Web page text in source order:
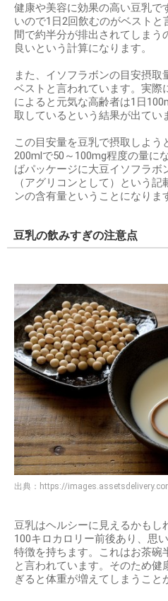
健康や美容に効果の高い豆乳で
いので1日2回飲むのがベスト
間で約半分が排出されてしまう
良いという計算になります。
また、イソフラボンの目安摂
ベストと言われています。実際
によると元気な高齢者は1日
取しているという結果が出てい
この目安量を豆乳で摂取しよ
200mlで50～100mg程度の量に
ばパッケージに大豆イソフラボ
（アグリコンとして）という
ンの含有量ということになりま
豆乳の飲みすぎの注意点
出典： https://
豆乳はヘルシーに見えるかもし
100キロカロリー前後あり、思
特徴を持ちます。これはお茶碗
と言われています。そのため健
ぎると体重が増えてしまうこと